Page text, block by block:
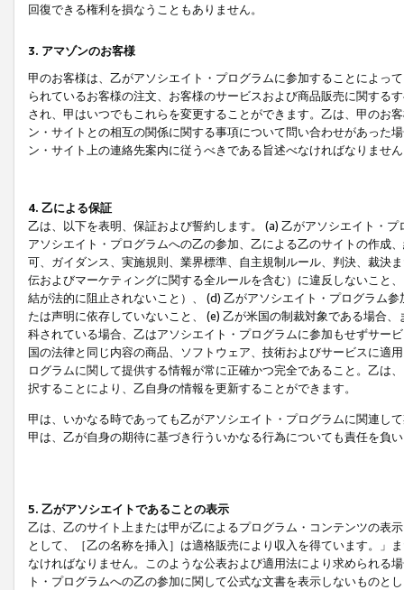
回復できる権利を損なうこともありません。
3. アマゾンのお客様
甲のお客様は、乙がアソシエイト・プログラムに参加することによっ
られているお客様の注文、お客様のサービスおよび商品販売に関する
され、甲はいつでもこれらを変更することができます。乙は、甲のお
ン・サイトとの相互の関係に関する事項について問い合わせがあった
ン・サイト上の連絡先案内に従うべきである旨述べなければなりませ
4. 乙による保証
乙は、以下を表明、保証および誓約します。 (a) 乙がアソシエイト・
アソシエイト・プログラムへの乙の参加、乙による乙のサイトの作成
可、ガイダンス、実施規則、業界標準、自主規制ルール、判決、裁決
伝およびマーケティングに関する全ルールを含む）に違反しないこと
結が法的に阻止されないこと）、 (d) 乙がアソシエイト・プログラム
たは声明に依存していないこと、 (e) 乙が米国の制裁対象である場合
科されている場合、乙はアソシエイト・プログラムに参加もせずサー
国の法律と同じ内容の商品、ソフトウェア、技術およびサービスに適
ログラムに関して提供する情報が常に正確かつ完全であること。乙は
択することにより、乙自身の情報を更新することができます。
甲は、いかなる時であっても乙がアソシエイト・プログラムに関連し
甲は、乙が自身の期待に基づき行ういかなる行為についても責任を負
5. 乙がアソシエイトであることの表示
乙は、乙のサイト上または甲が乙によるプログラム・コンテンツの表
として、［乙の名称を挿入］は適格販売により収入を得ています。」
なければなりません。このような公表および適用法により求められる
ト・プログラムへの乙の参加に関して公式な文書を表示しないもの